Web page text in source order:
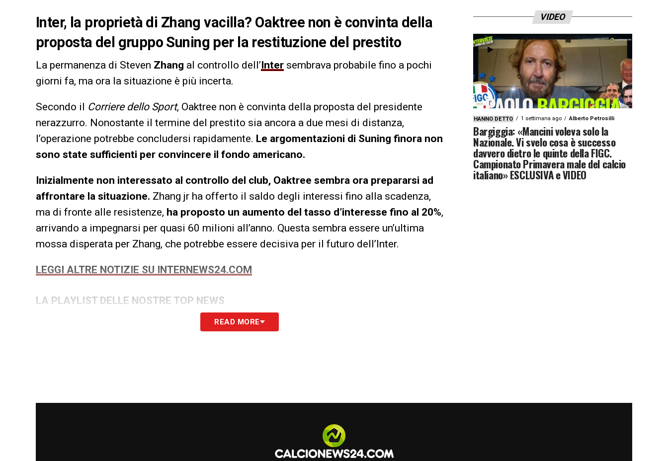
Inter, la proprietà di Zhang vacilla? Oaktree non è convinta della
proposta del gruppo Suning per la restituzione del prestito
La permanenza di Steven Zhang al controllo dell’Inter sembrava probabile fino a pochi
giorni fa, ma ora la situazione è più incerta.
Secondo il Corriere dello Sport, Oaktree non è convinta della proposta del presidente
nerazzurro. Nonostante il termine del prestito sia ancora a due mesi di distanza,
l’operazione potrebbe concludersi rapidamente. Le argomentazioni di Suning finora non
sono state sufficienti per convincere il fondo americano.
Inizialmente non interessato al controllo del club, Oaktree sembra ora prepararsi ad
affrontare la situazione. Zhang jr ha offerto il saldo degli interessi fino alla scadenza,
ma di fronte alle resistenze, ha proposto un aumento del tasso d’interesse fino al 20%,
arrivando a impegnarsi per quasi 60 milioni all’anno. Questa sembra essere un’ultima
mossa disperata per Zhang, che potrebbe essere decisiva per il futuro dell’Inter.
LEGGI ALTRE NOTIZIE SU INTERNEWS24.COM
LA PLAYLIST DELLE NOSTRE TOP NEWS
READ MORE
VIDEO
HANNO DETTO 1 settimana ago Alberto Petrosilli
Bargiggia: «Mancini voleva solo la
Nazionale. Vi svelo cosa è successo
davvero dietro le quinte della FIGC.
Campionato Primavera male del calcio
italiano» ESCLUSIVA e VIDEO